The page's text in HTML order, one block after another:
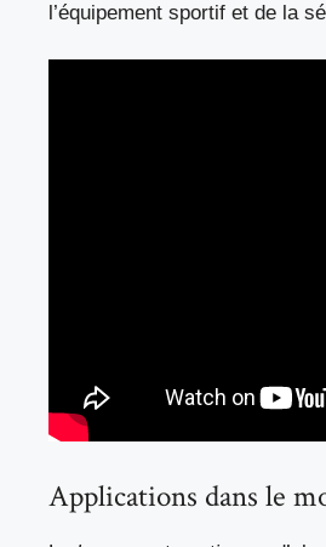
l’équipement sportif et de la
Applications dans le